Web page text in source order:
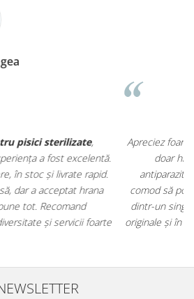
Stancea
că peehranaanimale.rogăsesc nu
dinfarmacia veterinară
și soluții de îngrijire. Este foarte
tot ce am nevoie pentru animalul meu
a fost rapidă, iar produsele au fost
serios, bine organizat și foarte util
stăpân de animale.